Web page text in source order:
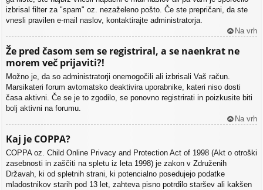
izbrisal filter za "spam" oz. nezaželeno pošto. Če ste prepričani, da ste
vnesli pravilen e-mail naslov, kontaktirajte administratorja.
Na vrh
Že pred časom sem se registriral, a se naenkrat ne
morem več prijaviti?!
Možno je, da so administratorji onemogočili ali izbrisali Vaš račun.
Marsikateri forum avtomatsko deaktivira uporabnike, kateri niso dosti
časa aktivni. Če se je to zgodilo, se ponovno registrirati in poizkusite biti
bolj aktivni na forumu.
Na vrh
Kaj je COPPA?
COPPA oz. Child Online Privacy and Protection Act of 1998 (Akt o otroški
zasebnosti in zaščiti na spletu iz leta 1998) je zakon v Združenih
Državah, ki od spletnih strani, ki potencialno posedujejo podatke
mladostnikov starih pod 13 let, zahteva pisno potrdilo staršev ali kakšen